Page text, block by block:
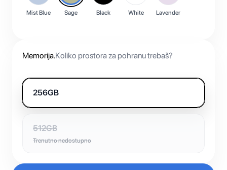
Mist Blue Sage Black White Lavender
Memorija.Koliko prostora za pohranu trebaš?
256GB
512GB
Trenutno nedostupno